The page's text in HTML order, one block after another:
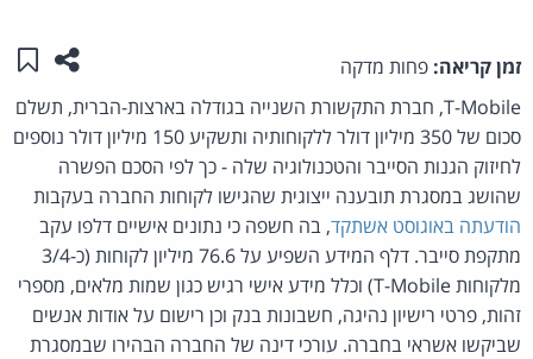
זמן קריאה: פחות מדקה שתפו
T-Mobile, חברת התקשורת השנייה בגודלה בארצות-הברית, תשלם
סכום של 350 מיליון דולר ללקוחותיה ותשקיע 150 מיליון דולר נוספים
לחיזוק הגנות הסייבר והטכנולוגיה שלה - כך לפי הסכם הפשרה
שהושג במסגרת תובענה ייצוגית שהגישו לקוחות החברה בעקבות
הודעתה באוגוסט אשתקד, בה חשפה כי נתונים אישיים דלפו עקב
מתקפת סייבר. דלף המידע השפיע על 76.6 מיליון לקוחות (כ-3/4
מלקוחות T-Mobile) וכלל מידע אישי רגיש כגון שמות מלאים, מספרי
זהות, פרטי רישיון נהיגה, חשבונות בנק וכן רישום על אודות אנשים
שביקשו אשראי בחברה. עורכי דינה של החברה הבהירו שבמסגרת